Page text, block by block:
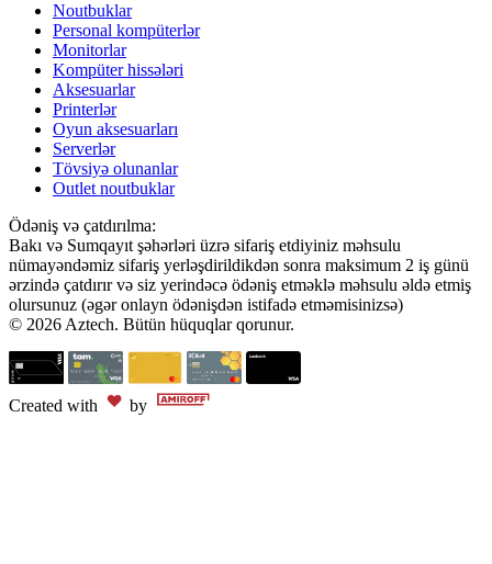
Noutbuklar
Personal kompüterlər
Monitorlar
Kompüter hissələri
Aksesuarlar
Printerlər
Oyun aksesuarları
Serverlər
Tövsiyə olunanlar
Outlet noutbuklar
Ödəniş və çatdırılma:
Bakı və Sumqayıt şəhərləri üzrə sifariş etdiyiniz məhsulu
nümayəndəmiz sifariş yerləşdirildikdən sonra maksimum 2 iş günü
ərzində çatdırır və siz yerindəcə ödəniş etməklə məhsulu əldə etmiş
olursunuz (əgər onlayn ödənişdən istifadə etməmisinizsə)
© 2026 Aztech. Bütün hüquqlar qorunur.
Created with by